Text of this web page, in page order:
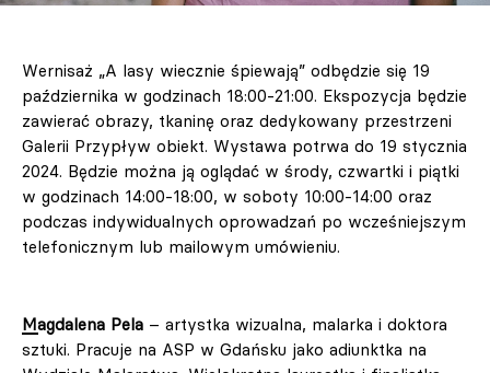
Wernisaż „A lasy wiecznie śpiewają” odbędzie się 19
października w godzinach 18:00-21:00. Ekspozycja będzie
zawierać obrazy, tkaninę oraz dedykowany przestrzeni
Galerii Przypływ obiekt. Wystawa potrwa do 19 stycznia
2024. Będzie można ją oglądać w środy, czwartki i piątki
w godzinach 14:00-18:00, w soboty 10:00-14:00 oraz
podczas indywidualnych oprowadzań po wcześniejszym
telefonicznym lub mailowym umówieniu.
Magdalena Pela – artystka wizualna, malarka i doktora
sztuki. Pracuje na ASP w Gdańsku jako adiunktka na